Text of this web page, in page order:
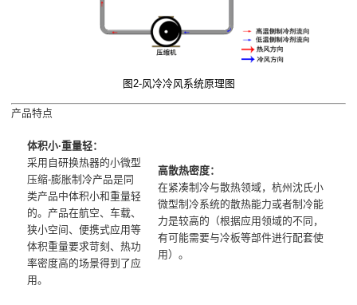
图2-风冷冷风系统原理图
产品特点
体积小·重量轻：
采用自研换热器的小微型
压缩-膨胀制冷产品是同
类产品中体积小和重量轻
的。产品在航空、车载、
狭小空间、便携式应用等
体积重量要求苛刻、热功
率密度高的场景得到了应
用。
高散热密度：
在紧凑制冷与散热领域，杭州沈氏小
微型制冷系统的散热能力或者制冷能
力是较高的（根据应用领域的不同，
有可能需要与冷板等部件进行配套使
用）。